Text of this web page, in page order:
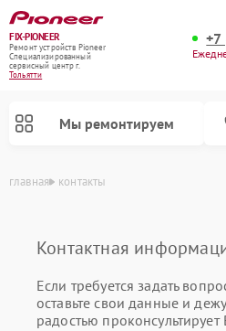
FIX-PIONEER
Ремонт устройств Pioneer
Специализированный
cервисный центр г.
Тольятти
+7
Мы ремонтируем
главная контакты
Контактная
Если требуется задать
оставьте свои данные и
радостью проконсультирует